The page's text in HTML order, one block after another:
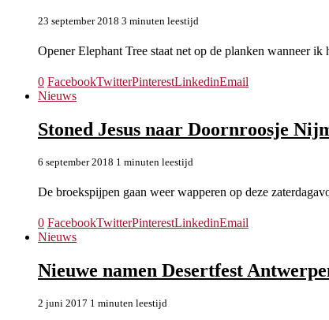
23 september 2018 3 minuten leestijd
Opener Elephant Tree staat net op de planken wanneer
0 FacebookTwitterPinterestLinkedinEmail
Nieuws
Stoned Jesus naar Doornroosje
6 september 2018 1 minuten leestijd
De broekspijpen gaan weer wapperen op deze
0 FacebookTwitterPinterestLinkedinEmail
Nieuws
Nieuwe namen Desertfest
2 juni 2017 1 minuten leestijd